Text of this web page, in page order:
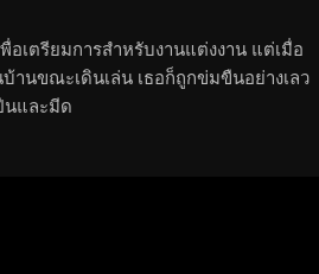
เตรียมการสำหรับงานแต่งงาน แต่เมื่อ
บ้านขณะเดินเล่น เธอก็ถูกข่มขืนอย่างเลว
นและมีด